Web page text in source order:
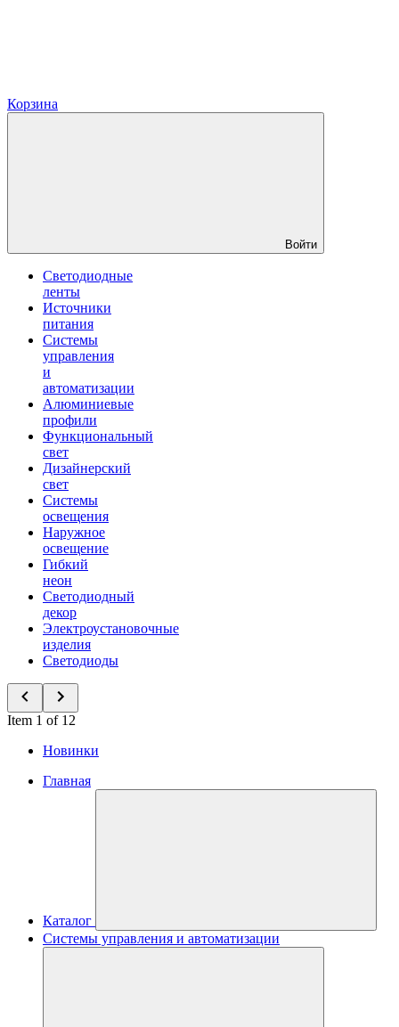
Корзина
Войти
Светодиодные
ленты
Источники
питания
Системы
управления
и
автоматизации
Алюминиевые
профили
Функциональный
свет
Дизайнерский
свет
Системы
освещения
Наружное
освещение
Гибкий
неон
Светодиодный
декор
Электроустановочные
изделия
Светодиоды
Item 1 of 12
Новинки
Главная
Каталог
Системы управления и автоматизации